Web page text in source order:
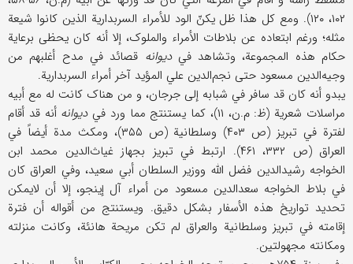
۱۰۲، ۱۲۰). ومع کل هذا ظل یکنّ الود للأمراء السربداریة الذین کانوا شیعة
مثله؛ ورغم ابتعاده عن بلاطات الأمراء والملوک، إلا أنه کان یحظی برعایة
حکام هذه المجموعة، وتشاهد فيدیوانه قصائد في مدح أغلبهم من
وجیه‌الدین مسعود حتی نجم‌الدین علي المؤید آخر أمراء السربداریة.
یبدو أنه کان قد سافر في شبابه إلی جرجان، و من هناک کانت له مع أبیه
مراسلات شعریة (ظ: م.ن، ۱۱)، کما یستنتج مما ورد في
دیوانهأنه قد أقام
لفترة في تبریز (ص ۴۰۳) وسلطانیة (ص ۳۵۵)، ومکث مدة أیضاً في
العراق (ص ۳۳۲، ۴۶۱). ارتبط في تبریز بجهاز غیاث‌الدین محمد ابن
الخواجه رشید‌الدین فضل الله ووزیر السلطان أبي سعید، وفي العراق کان
في بلاط الخواجه سعدالدین مسعود من أمراء آل إینجو، إلا أن لایمکن
تحدید تواریخ هذه الأسفار بشکل دقیق. ویستنتج من أقواله أن فترة
إقامته في تبریز وسلطانیة والعراق لم تکن مریحة هانئة، وکانت منزلته
ومکانته مجهولتین.